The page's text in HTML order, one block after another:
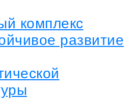
комплекс
развитие